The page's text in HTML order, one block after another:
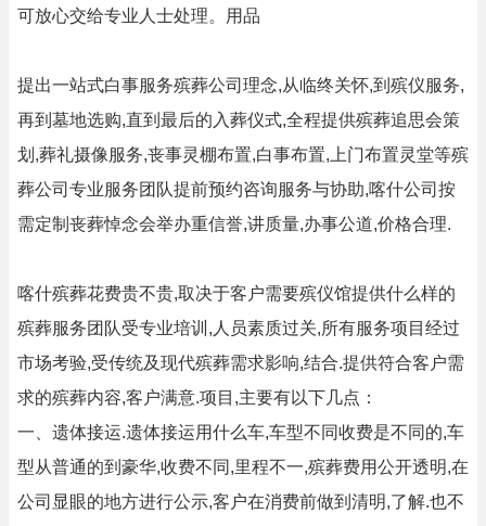
可放心交给专业人士处理。用品
提出一站式白事服务殡葬公司理念,从临终关怀,到殡仪服务,
再到墓地选购,直到最后的入葬仪式,全程提供殡葬追思会策
划,葬礼摄像服务,丧事灵棚布置,白事布置,上门布置灵堂等殡
葬公司专业服务团队提前预约咨询服务与协助,喀什公司按
需定制丧葬悼念会举办重信誉,讲质量,办事公道,价格合理.
喀什殡葬花费贵不贵,取决于客户需要殡仪馆提供什么样的
殡葬服务团队受专业培训,人员素质过关,所有服务项目经过
市场考验,受传统及现代殡葬需求影响,结合.提供符合客户需
求的殡葬内容,客户满意.项目,主要有以下几点：
一、遗体接运.遗体接运用什么车,车型不同收费是不同的,车
型从普通的到豪华,收费不同,里程不一,殡葬费用公开透明,在
公司显眼的地方进行公示,客户在消费前做到清明,了解.也不